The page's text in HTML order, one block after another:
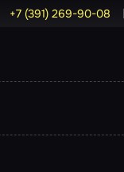
+7 (391) 269-90-08